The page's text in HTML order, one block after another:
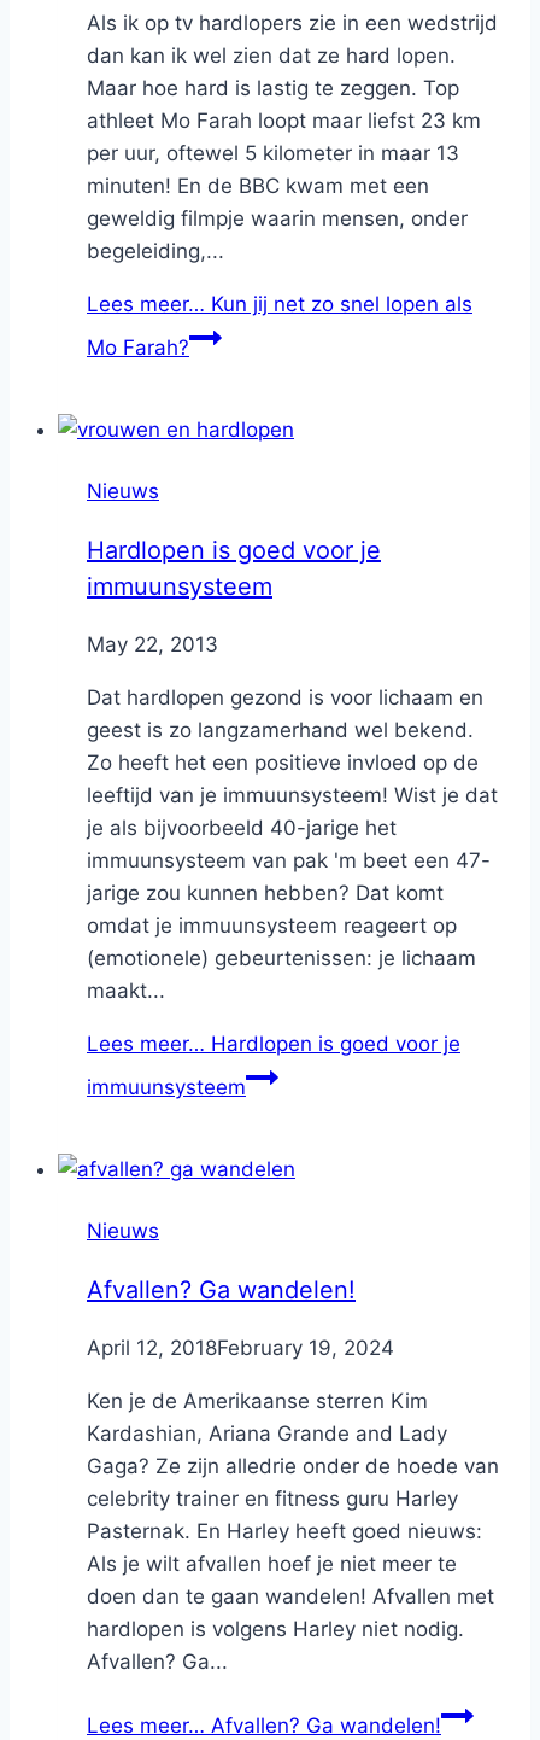
Als ik op tv hardlopers zie in een wedstrijd
dan kan ik wel zien dat ze hard lopen.
Maar hoe hard is lastig te zeggen. Top
athleet Mo Farah loopt maar liefst 23 km
per uur, oftewel 5 kilometer in maar 13
minuten! En de BBC kwam met een
geweldig filmpje waarin mensen, onder
begeleiding,...
Lees meer… Kun jij net zo snel lopen als
Mo Farah?
Nieuws
Hardlopen is goed voor je
immuunsysteem
ByNicole
May 22, 2013
Dat hardlopen gezond is voor lichaam en
geest is zo langzamerhand wel bekend.
Zo heeft het een positieve invloed op de
leeftijd van je immuunsysteem! Wist je dat
je als bijvoorbeeld 40-jarige het
immuunsysteem van pak 'm beet een 47-
jarige zou kunnen hebben? Dat komt
omdat je immuunsysteem reageert op
(emotionele) gebeurtenissen: je lichaam
maakt...
Lees meer… Hardlopen is goed voor je
immuunsysteem
Nieuws
Afvallen? Ga wandelen!
ByNicole
April 12, 2018February 19, 2024
Ken je de Amerikaanse sterren Kim
Kardashian, Ariana Grande and Lady
Gaga? Ze zijn alledrie onder de hoede van
celebrity trainer en fitness guru Harley
Pasternak. En Harley heeft goed nieuws:
Als je wilt afvallen hoef je niet meer te
doen dan te gaan wandelen! Afvallen met
hardlopen is volgens Harley niet nodig.
Afvallen? Ga...
Lees meer… Afvallen? Ga wandelen!